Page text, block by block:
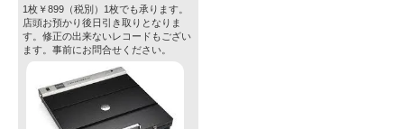
1枚￥899（税別）1枚でも承ります。
店頭お預かり後日引き取りとなりま
す。修正の出来ないレコードもござい
ます。事前にお問合せください。